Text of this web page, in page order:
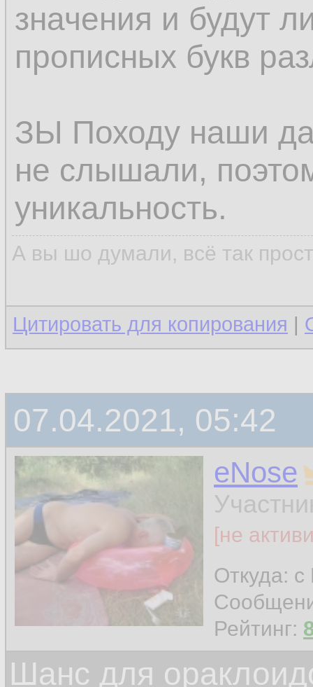
значения и будут
прописных букв
ЗЫ Походу наши
не слышали,
уникальность.
А вы шо думали, всё так
Цитировать для копирования |
07.04.2021, 05:42
eNose
[не
Откуда: с
Рейтинг:
Шанс для